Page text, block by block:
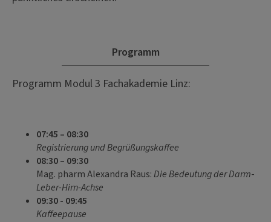
Programm
Programm Modul 3 Fachakademie Linz:
07:45 – 08:30
Registrierung und Begrüßungskaffee
08:30 – 09:30
Mag. pharm Alexandra Raus:Die Bedeutung der Darm-
Leber-Hirn-Achse
09:30 - 09:45
Kaffeepause